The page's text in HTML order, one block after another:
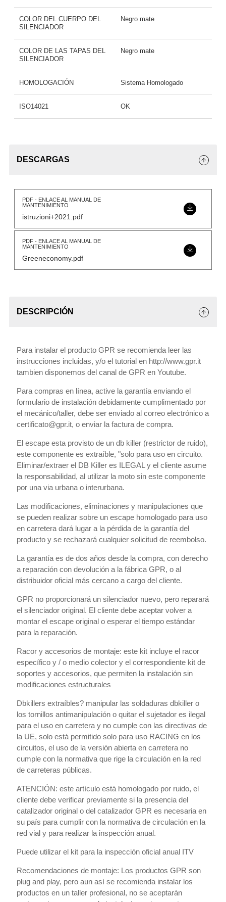
COLOR DEL CUERPO DEL
SILENCIADOR
Negro mate
COLOR DE LAS TAPAS DEL
SILENCIADOR
Negro mate
HOMOLOGACIÓN Sistema Homologado
ISO14021 OK
DESCARGAS
PDF - ENLACE AL MANUAL DE
MANTENIMIENTO
istruzioni+2021.pdf
PDF - ENLACE AL MANUAL DE
MANTENIMIENTO
Greeneconomy.pdf
DESCRIPCIÓN
Para instalar el producto GPR se recomienda leer las
instrucciones incluidas, y/o el tutorial en http://www.gpr.it
tambien disponemos del canal de GPR en Youtube.
Para compras en línea, active la garantía enviando el
formulario de instalación debidamente cumplimentado por
el mecánico/taller, debe ser enviado al correo electrónico a
certificato@gpr.it, o enviar la factura de compra.
El escape esta provisto de un db killer (restrictor de ruido),
este componente es extraíble, "solo para uso en circuito.
Eliminar/extraer el DB Killer es ILEGAL y el cliente asume
la responsabilidad, al utilizar la moto sin este componente
por una via urbana o interurbana.
Las modificaciones, eliminaciones y manipulaciones que
se pueden realizar sobre un escape homologado para uso
en carretera dará lugar a la pérdida de la garantía del
producto y se rechazará cualquier solicitud de reembolso.
La garantía es de dos años desde la compra, con derecho
a reparación con devolución a la fábrica GPR, o al
distribuidor oficial más cercano a cargo del cliente.
GPR no proporcionará un silenciador nuevo, pero reparará
el silenciador original. El cliente debe aceptar volver a
montar el escape original o esperar el tiempo estándar
para la reparación.
Racor y accesorios de montaje: este kit incluye el racor
específico y / o medio colector y el correspondiente kit de
soportes y accesorios, que permiten la instalación sin
modificaciones estructurales
Dbkillers extraíbles? manipular las soldaduras dbkiller o
los tornillos antimanipulación o quitar el sujetador es ilegal
para el uso en carretera y no cumple con las directivas de
la UE, solo está permitido solo para uso RACING en los
circuitos, el uso de la versión abierta en carretera no
cumple con la normativa que rige la circulación en la red
de carreteras públicas.
ATENCIÓN: este artículo está homologado por ruido, el
cliente debe verificar previamente si la presencia del
catalizador original o del catalizador GPR es necesaria en
su país para cumplir con la normativa de circulación en la
red vial y para realizar la inspección anual.
Puede utilizar el kit para la inspección oficial anual ITV
Recomendaciones de montaje: Los productos GPR son
plug and play, pero aun así se recomienda instalar los
productos en un taller profesional, no se aceptarán